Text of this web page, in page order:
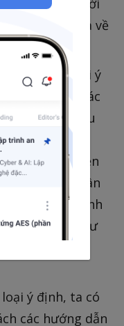
đọc một lúc mới
phân tích qua về
nhé.
phân loại ý
để xác định các
cho một câu
định là ý đồ
muốn diễn
của mình. Phân
định loại ý định
chẳng hạn như
ý định, ta có
các hướng dẫn